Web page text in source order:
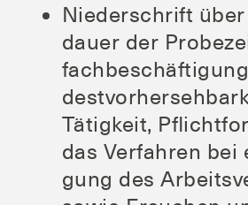
Nie­der­schrift
dau­er der
Tätig­keit,
das Ver­fah­ren
gung des